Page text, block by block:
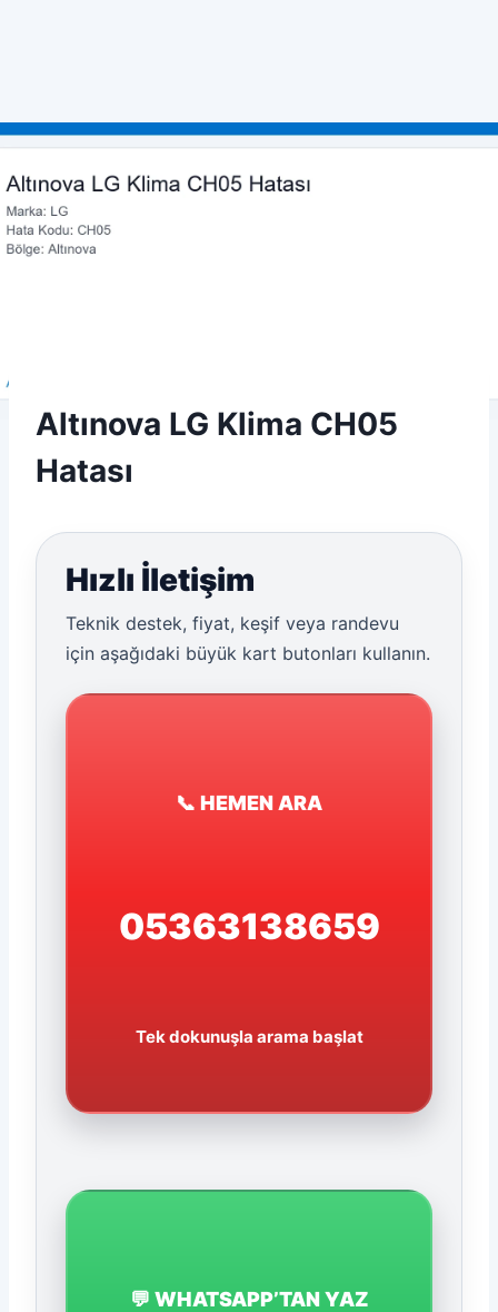
to
Altınova LG Klima CH05
Hatası
Hızlı İletişim
Teknik destek, fiyat, keşif veya randevu
için aşağıdaki büyük kart butonları kullanın.
📞 HEMEN ARA
05363138659
Tek dokunuşla arama başlat
💬 WHATSAPP’TAN YAZ